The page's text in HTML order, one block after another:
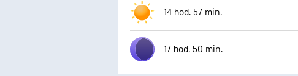
14 hod. 57 min.
17 hod. 50 min.